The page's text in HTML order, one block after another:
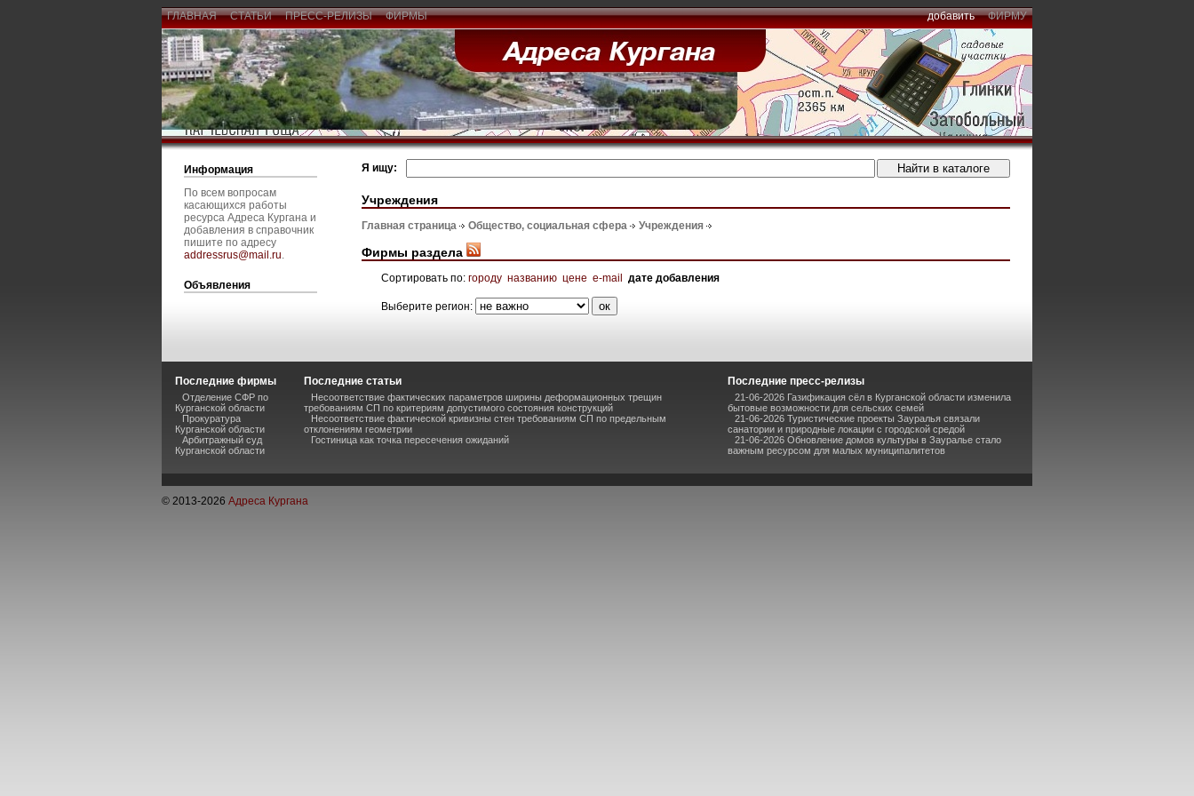
ГЛАВНАЯ СТАТЬИ ПРЕСС-РЕЛИЗЫ ФИРМЫ добавить ФИРМУ
Информация
По всем вопросам
касающихся работы
ресурса Адреса Кургана и
добавления в справочник
пишите по адресу
addressrus@mail.ru.
Объявления
Я ищу:
Учреждения
Главная страница Общество, социальная сфера Учреждения
Фирмы раздела
Сортировать по: городу названию цене e-mail дате добавления
Выберите регион:
Последние фирмы
Отделение СФР по
Курганской области
Прокуратура
Курганской области
Арбитражный суд
Курганской области
Последние статьи
Несоответствие фактических параметров ширины деформационных трещин
требованиям СП по критериям допустимого состояния конструкций
Несоответствие фактической кривизны стен требованиям СП по предельным
отклонениям геометрии
Гостиница как точка пересечения ожиданий
Последние пресс-релизы
21-06-2026 Газификация сёл в Курганской области изменила
бытовые возможности для сельских семей
21-06-2026 Туристические проекты Зауралья связали
санатории и природные локации с городской средой
21-06-2026 Обновление домов культуры в Зауралье стало
важным ресурсом для малых муниципалитетов
© 2013-2026 Адреса Кургана